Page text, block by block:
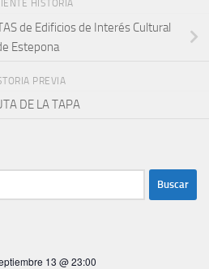
HISTORIA
de Edificios de Interés Cultural
Estepona
PREVIA
DE LA TAPA
13 @ 23:00